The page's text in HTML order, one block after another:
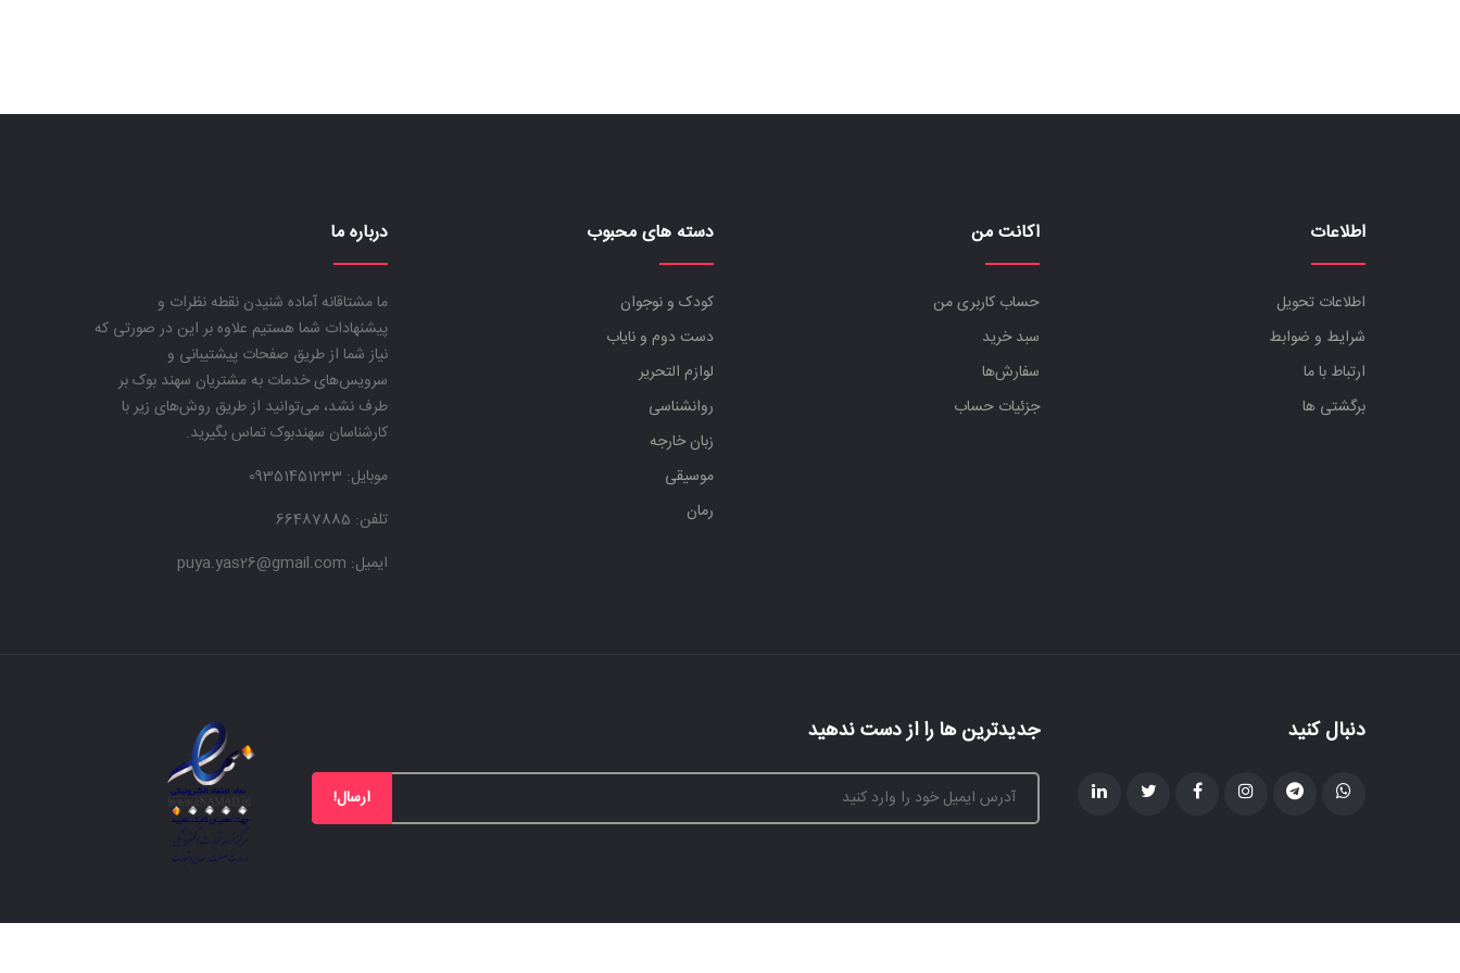
اطلاعات
اطلاعات تحویل
شرایط و ضوابط
ارتباط با ما
برگشتی ها
اکانت من
حساب کاربری من
سبد خرید
سفارش‌ها
جزئیات حساب
دسته های محبوب
کودک و نوجوان
دست دوم و نایاب
لوازم التحریر
روانشناسی
زبان خارجه
موسیقی
رمان
درباره ما
ما مشتاقانه آماده شنیدن نقطه نظرات و
پیشنهادات شما هستیم علاوه بر این در صورتی که
نیاز شما از طریق صفحات پیشتیبانی و
سرویس‌های خدمات به مشتریان سهند بوک بر
طرف نشد، می‌توانید از طریق روش‌های زیر با
کارشناسان سهندبوک تماس بگیرید.
موبایل:
تلفن: 66487885
ایمیل: puya.yas26@gmail.com
دنبال کنید جدیدترین ها را از دست ندهید
ارسال!